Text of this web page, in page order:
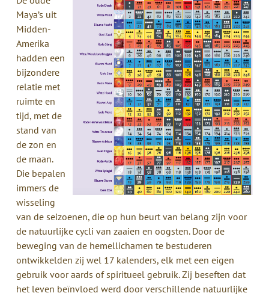
Maya’s uit
Midden-
Amerika
hadden een
bijzondere
relatie met
ruimte en
tijd, met de
stand van
de zon en
de maan.
Die bepalen
immers de
wisseling
van de seizoenen, die op hun beurt van belang zijn voor
de natuurlijke cycli van zaaien en oogsten. Door de
beweging van de hemellichamen te bestuderen
ontwikkelden zij wel 17 kalenders, elk met een eigen
gebruik voor aards of spiritueel gebruik. Zij beseften dat
het leven beïnvloed werd door verschillende natuurlijke